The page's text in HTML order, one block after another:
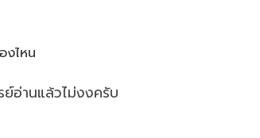
งไหน
อ่านแล้วไม่งงครับ